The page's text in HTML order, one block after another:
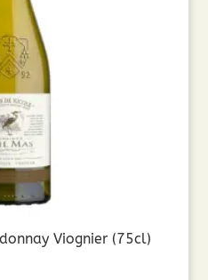
Viognier (75cl)